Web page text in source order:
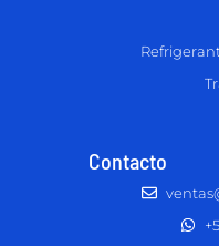
Contacto